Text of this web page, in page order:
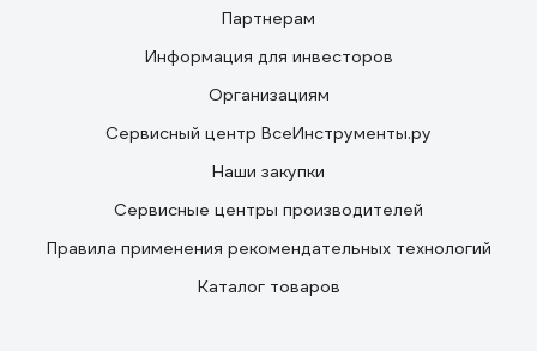
Партнерам
Информация для инвесторов
Организациям
Сервисный центр ВсеИнструменты.ру
Наши закупки
Сервисные центры производителей
Правила применения рекомендательных технологий
Каталог товаров